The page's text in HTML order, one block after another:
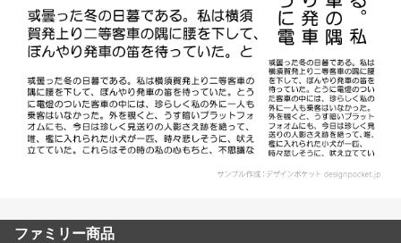
ファミリー商品